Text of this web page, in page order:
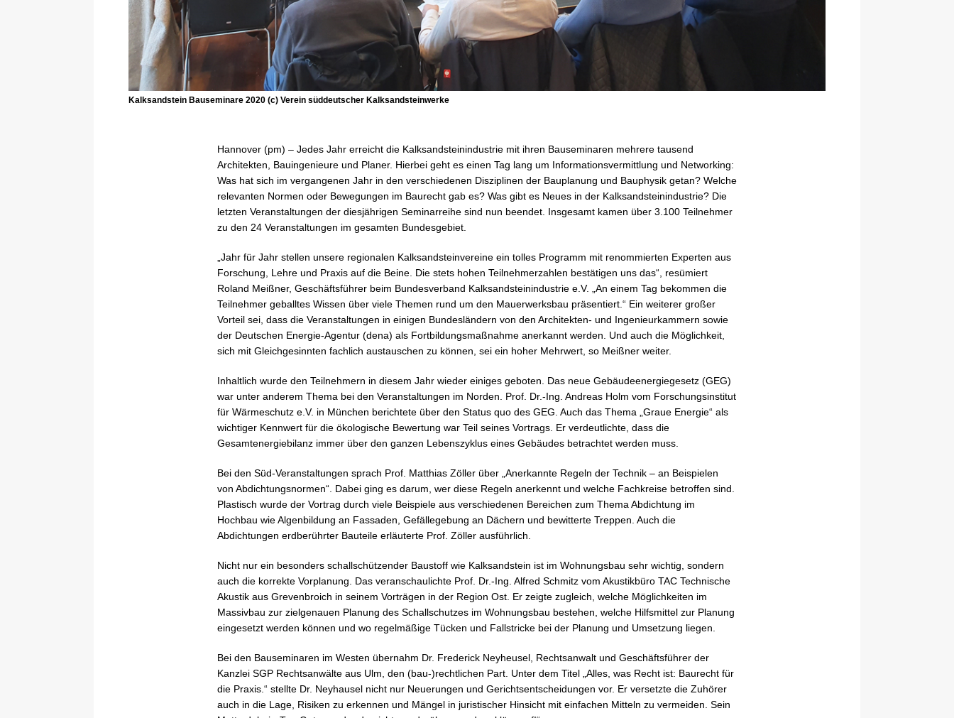
Kalksandstein Bauseminare 2020 (c) Verein süddeutscher Kalksandsteinwerke
Hannover (pm) – Jedes Jahr erreicht die Kalksandsteinindustrie mit ihren Bauseminaren mehrere tausend
Architekten, Bauingenieure und Planer. Hierbei geht es einen Tag lang um Informationsvermittlung und Networking:
Was hat sich im vergangenen Jahr in den verschiedenen Disziplinen der Bauplanung und Bauphysik getan? Welche
relevanten Normen oder Bewegungen im Baurecht gab es? Was gibt es Neues in der Kalksandsteinindustrie? Die
letzten Veranstaltungen der diesjährigen Seminarreihe sind nun beendet. Insgesamt kamen über 3.100 Teilnehmer
zu den 24 Veranstaltungen im gesamten Bundesgebiet.
„Jahr für Jahr stellen unsere regionalen Kalksandsteinvereine ein tolles Programm mit renommierten Experten aus
Forschung, Lehre und Praxis auf die Beine. Die stets hohen Teilnehmerzahlen bestätigen uns das“, resümiert
Roland Meißner, Geschäftsführer beim Bundesverband Kalksandsteinindustrie e.V. „An einem Tag bekommen die
Teilnehmer geballtes Wissen über viele Themen rund um den Mauerwerksbau präsentiert.“ Ein weiterer großer
Vorteil sei, dass die Veranstaltungen in einigen Bundesländern von den Architekten- und Ingenieurkammern sowie
der Deutschen Energie-Agentur (dena) als Fortbildungsmaßnahme anerkannt werden. Und auch die Möglichkeit,
sich mit Gleichgesinnten fachlich austauschen zu können, sei ein hoher Mehrwert, so Meißner weiter.
Inhaltlich wurde den Teilnehmern in diesem Jahr wieder einiges geboten. Das neue Gebäudeenergiegesetz (GEG)
war unter anderem Thema bei den Veranstaltungen im Norden. Prof. Dr.-Ing. Andreas Holm vom Forschungsinstitut
für Wärmeschutz e.V. in München berichtete über den Status quo des GEG. Auch das Thema „Graue Energie“ als
wichtiger Kennwert für die ökologische Bewertung war Teil seines Vortrags. Er verdeutlichte, dass die
Gesamtenergiebilanz immer über den ganzen Lebenszyklus eines Gebäudes betrachtet werden muss.
Bei den Süd-Veranstaltungen sprach Prof. Matthias Zöller über „Anerkannte Regeln der Technik – an Beispielen
von Abdichtungsnormen“. Dabei ging es darum, wer diese Regeln anerkennt und welche Fachkreise betroffen sind.
Plastisch wurde der Vortrag durch viele Beispiele aus verschiedenen Bereichen zum Thema Abdichtung im
Hochbau wie Algenbildung an Fassaden, Gefällegebung an Dächern und bewitterte Treppen. Auch die
Abdichtungen erdberührter Bauteile erläuterte Prof. Zöller ausführlich.
Nicht nur ein besonders schallschützender Baustoff wie Kalksandstein ist im Wohnungsbau sehr wichtig, sondern
auch die korrekte Vorplanung. Das veranschaulichte Prof. Dr.-Ing. Alfred Schmitz vom Akustikbüro TAC Technische
Akustik aus Grevenbroich in seinem Vorträgen in der Region Ost. Er zeigte zugleich, welche Möglichkeiten im
Massivbau zur zielgenauen Planung des Schallschutzes im Wohnungsbau bestehen, welche Hilfsmittel zur Planung
eingesetzt werden können und wo regelmäßige Tücken und Fallstricke bei der Planung und Umsetzung liegen.
Bei den Bauseminaren im Westen übernahm Dr. Frederick Neyheusel, Rechtsanwalt und Geschäftsführer der
Kanzlei SGP Rechtsanwälte aus Ulm, den (bau-)rechtlichen Part. Unter dem Titel „Alles, was Recht ist: Baurecht für
die Praxis.“ stellte Dr. Neyhausel nicht nur Neuerungen und Gerichtsentscheidungen vor. Er versetzte die Zuhörer
auch in die Lage, Risiken zu erkennen und Mängel in juristischer Hinsicht mit einfachen Mitteln zu vermeiden. Sein